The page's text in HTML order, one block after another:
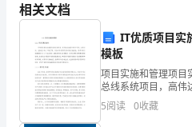
相关文档
IT优质项目实
模板
项目实施和管理项目
总线系统项目，高伟
标、业务能力和IT环
实施经验，将项目标
5阅读 0收藏